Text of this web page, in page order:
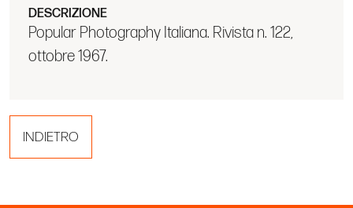
DESCRIZIONE
Popular Photography Italiana. Rivista n. 122,
ottobre 1967.
INDIETRO